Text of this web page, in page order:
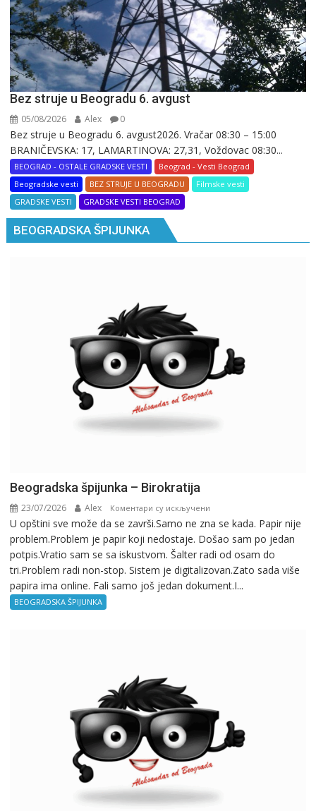
Bez struje u Beogradu 6. avgust
05/08/2026 Alex 0
Bez struje u Beogradu 6. avgust2026. Vračar 08:30 – 15:00
BRANIČEVSKA: 17, LAMARTINOVA: 27,31, Voždovac 08:30...
BEOGRAD - OSTALE GRADSKE VESTI
Beograd - Vesti Beograd
Beogradske vesti
BEZ STRUJE U BEOGRADU
Filmske vesti
GRADSKE VESTI
GRADSKE VESTI BEOGRAD
BEOGRADSKA ŠPIJUNKA
Beogradska špijunka – Birokratija
23/07/2026 Alex Коментари су искључени
Beogradska
špijunka
–
Birokratija
U opštini sve može da se završi.Samo ne zna se kada. Papir nije
problem.Problem je papir koji nedostaje. Došao sam po jedan
potpis.Vratio sam se sa iskustvom. Šalter radi od osam do
tri.Problem radi non-stop. Sistem je digitalizovan.Zato sada više
papira ima online. Fali samo još jedan dokument.I...
BEOGRADSKA ŠPIJUNKA